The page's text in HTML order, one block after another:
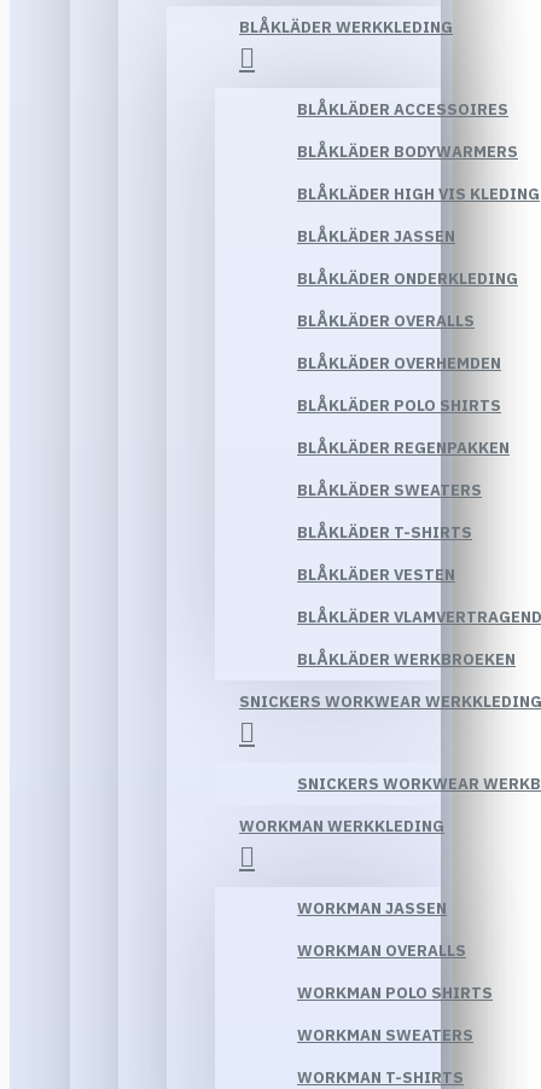
BLÅKLÄDER WERKKLEDING
BLÅKLÄDER ACCESSOIRES
BLÅKLÄDER BODYWARMERS
BLÅKLÄDER HIGH VIS KLEDING
BLÅKLÄDER JASSEN
BLÅKLÄDER ONDERKLEDING
BLÅKLÄDER OVERALLS
BLÅKLÄDER OVERHEMDEN
BLÅKLÄDER POLO SHIRTS
BLÅKLÄDER REGENPAKKEN
BLÅKLÄDER SWEATERS
BLÅKLÄDER T-SHIRTS
BLÅKLÄDER VESTEN
BLÅKLÄDER
BLÅKLÄDER WERKBROEKEN
SNICKERS WORKWEAR WERKKLEDING
SNICKERS WORKWEAR
WORKMAN WERKKLEDING
WORKMAN JASSEN
WORKMAN OVERALLS
WORKMAN POLO SHIRTS
WORKMAN SWEATERS
WORKMAN T-SHIRTS